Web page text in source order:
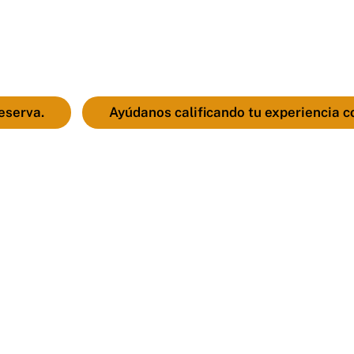
Ayúdanos calificando tu experiencia